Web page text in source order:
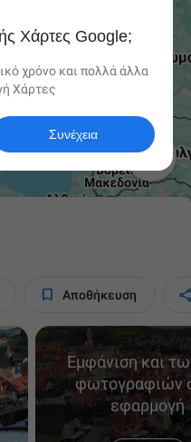

 Αποθήκευση
Εμφάνιση και
φωτογραφιών
εφαρμογή
Χάρτες Google;
χρόνο και πολλά άλλα
Χάρτες
Συνέχεια